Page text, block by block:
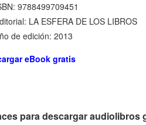
9788499709451
LA ESFERA DE LOS LIBROS
de edición: 2013
eBook gratis
para descargar audiolibros